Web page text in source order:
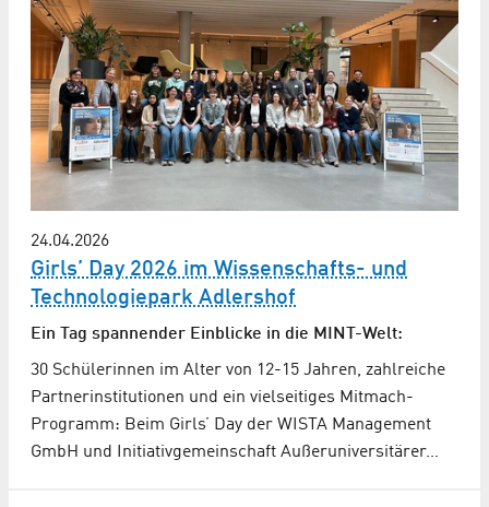
24.04.2026
Girls’ Day 2026 im Wissenschafts- und
Technologiepark Adlershof
Ein Tag spannender Einblicke in die MINT-Welt:
30 Schülerinnen im Alter von 12-15 Jahren, zahlreiche
Partnerinstitutionen und ein vielseitiges Mitmach-
Programm: Beim Girls’ Day der WISTA Management
GmbH und Initiativgemeinschaft Außeruniversitärer…